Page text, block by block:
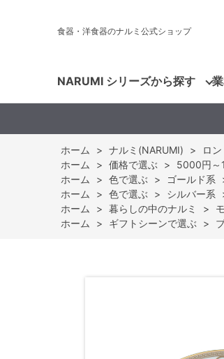
食器・洋食器のナルミ公式ショップ
NARUMI シリーズから探す
ホーム > ナルミ(NARUMI) > ロン
ホーム
> 価格で選ぶ > 5000円～
ホーム
> 色で選ぶ > ゴールド系
ホーム
> 色で選ぶ > シルバー系
ホーム
> 暮らしの中のナルミ >
ホーム
> ギフトシーンで選ぶ >